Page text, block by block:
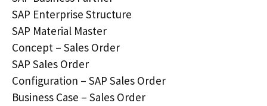
SAP Enterprise Structure
SAP Material Master
Concept – Sales Order
SAP Sales Order
Configuration – SAP Sales Order
Business Case – Sales Order